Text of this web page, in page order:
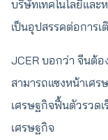
บริษัทเทคโนโลยีแล
เป็นอุปสรรคต่อการเ
JCER บอกว่า จีนต้อ
สามารถแซงหน้าเศ
เศรษฐกิจฟื้นตัวรวดเ
เศรษฐกิจ